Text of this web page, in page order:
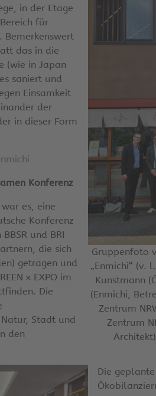
Gruppenfoto
„Enmichi“ (v.
Kunstmann
(Enmichi,
Zentrum
Zentrum
in der Etage
für
Bemerkenswert
das in die
(wie in Japan
saniert und
Einsamkeit
der
in dieser Form
Konferenz
es, eine
Konferenz
und BRI
die sich
getragen und
x EXPO im
Die
Stadt und
den
Die